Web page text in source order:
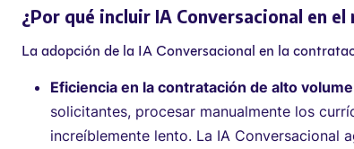
¿Por qué incluir IA Conversacional en
La adopción de la IA Conversacional en la
Eficiencia en la contratación de alto
solicitantes, procesar manualmente los
increíblemente lento. La IA Conversacional